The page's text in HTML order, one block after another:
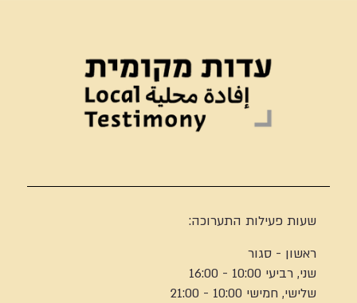
שעות פעילות התערוכה:
ראשון - סגור
שני, רביעי 10:00 - 16:00
שלישי, חמישי 10:00 - 21:00